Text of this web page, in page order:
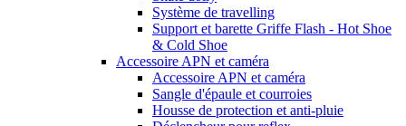
Système de travelling
Support et barette Griffe Flash - Hot Shoe
& Cold Shoe
Accessoire APN et caméra
Accessoire APN et caméra
Sangle d'épaule et courroies
Housse de protection et anti-pluie